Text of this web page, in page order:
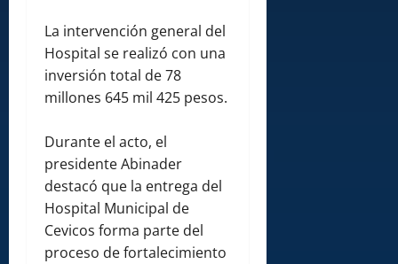
La intervención general del
Hospital se realizó con una
inversión total de 78
millones 645 mil 425 pesos.
Durante el acto, el
presidente Abinader
destacó que la entrega del
Hospital Municipal de
Cevicos forma parte del
proceso de fortalecimiento